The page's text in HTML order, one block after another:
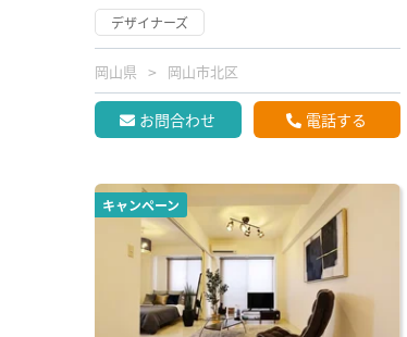
デザイナーズ
岡山県 岡山市北区
お問合わせ 電話する
キャンペーン